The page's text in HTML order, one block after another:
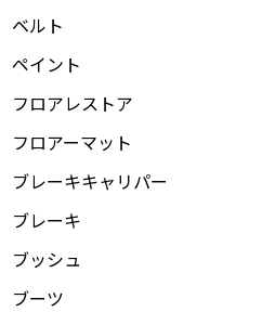
ベルト
ペイント
フロアレストア
フロアーマット
ブレーキキャリパー
ブレーキ
ブッシュ
ブーツ